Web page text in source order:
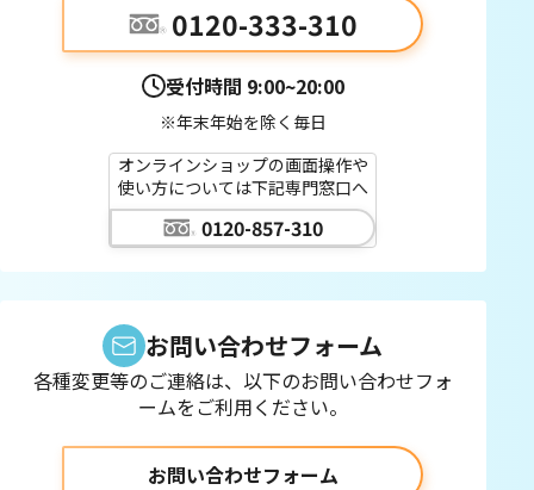
0120-333-310
受付時間 9:00~20:00
※年末年始を除く毎日
オンラインショップの画面操作や
使い方については下記専門窓口へ
0120-857-310
お問い合わせフォーム
各種変更等のご連絡は、以下のお問い合わせフォ
ームをご利用ください。
お問い合わせフォーム